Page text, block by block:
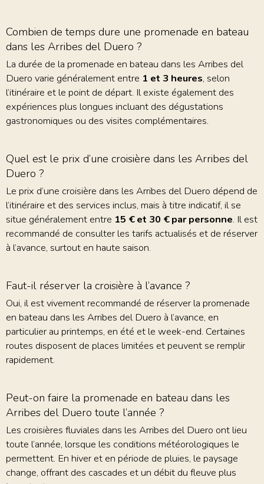
Combien de temps dure une promenade en bateau
dans les Arribes del Duero ?
La durée de la promenade en bateau dans les Arribes del
Duero varie généralement entre 1 et 3 heures, selon
l’itinéraire et le point de départ. Il existe également des
expériences plus longues incluant des dégustations
gastronomiques ou des visites complémentaires.
Quel est le prix d’une croisière dans les Arribes del
Duero ?
Le prix d’une croisière dans les Arribes del Duero dépend de
l’itinéraire et des services inclus, mais à titre indicatif, il se
situe généralement entre 15 € et 30 € par personne. Il est
recommandé de consulter les tarifs actualisés et de réserver
à l’avance, surtout en haute saison.
Faut-il réserver la croisière à l’avance ?
Oui, il est vivement recommandé de réserver la promenade
en bateau dans les Arribes del Duero à l’avance, en
particulier au printemps, en été et le week-end. Certaines
routes disposent de places limitées et peuvent se remplir
rapidement.
Peut-on faire la promenade en bateau dans les
Arribes del Duero toute l’année ?
Les croisières fluviales dans les Arribes del Duero ont lieu
toute l’année, lorsque les conditions météorologiques le
permettent. En hiver et en période de pluies, le paysage
change, offrant des cascades et un débit du fleuve plus